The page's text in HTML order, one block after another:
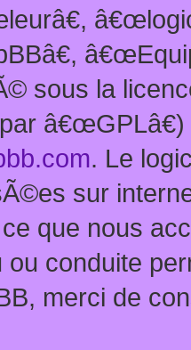
sous la
. Le
sur
que nous
ou conduite
merci de